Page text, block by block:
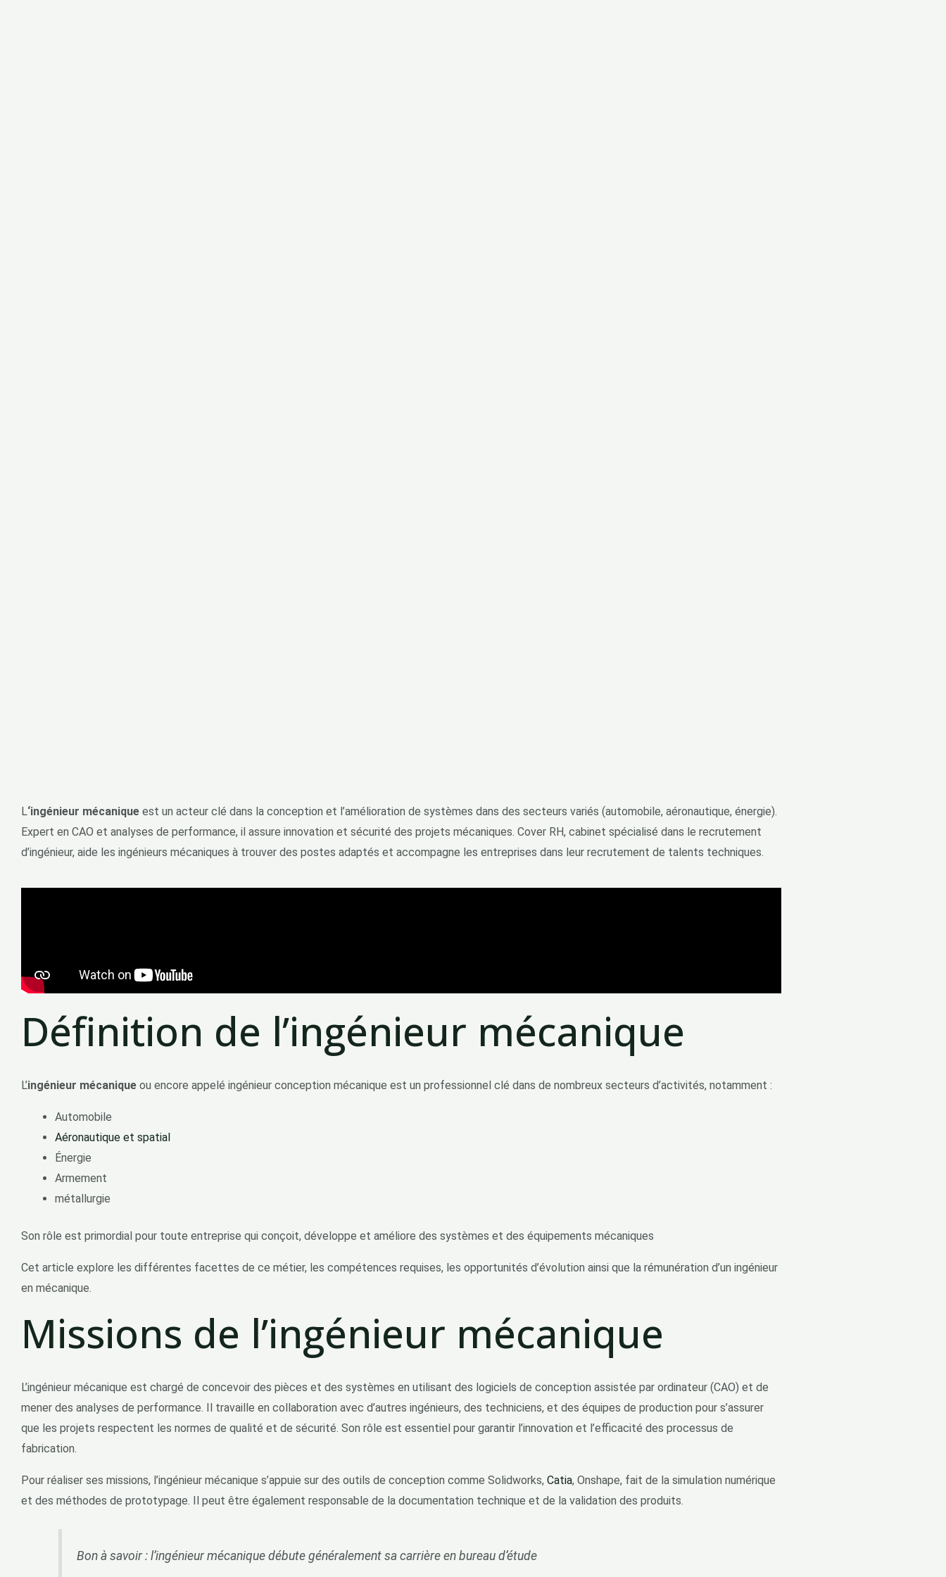
L‘ingénieur mécanique est un acteur clé dans la conception et l’amélioration de systèmes dans des secteurs variés (automobile, aéronautique, énergie).
Expert en CAO et analyses de performance, il assure innovation et sécurité des projets mécaniques. Cover RH, cabinet spécialisé dans le recrutement
d’ingénieur, aide les ingénieurs mécaniques à trouver des postes adaptés et accompagne les entreprises dans leur recrutement de talents techniques.
Définition de l’ingénieur mécanique
L’ingénieur mécanique ou encore appelé ingénieur conception mécanique est un professionnel clé dans de nombreux secteurs d’activités, notamment :
Automobile
Aéronautique et spatial
Énergie
Armement
métallurgie
Son rôle est primordial pour toute entreprise qui conçoit, développe et améliore des systèmes et des équipements mécaniques
Cet article explore les différentes facettes de ce métier, les compétences requises, les opportunités d’évolution ainsi que la rémunération d’un ingénieur
en mécanique.
Missions de l’ingénieur mécanique
L’ingénieur mécanique est chargé de concevoir des pièces et des systèmes en utilisant des logiciels de conception assistée par ordinateur (CAO) et de
mener des analyses de performance. Il travaille en collaboration avec d’autres ingénieurs, des techniciens, et des équipes de production pour s’assurer
que les projets respectent les normes de qualité et de sécurité. Son rôle est essentiel pour garantir l’innovation et l’efficacité des processus de
fabrication.
Pour réaliser ses missions, l’ingénieur mécanique s’appuie sur des outils de conception comme Solidworks, Catia, Onshape, fait de la simulation numérique
et des méthodes de prototypage. Il peut être également responsable de la documentation technique et de la validation des produits.
Bon à savoir : l’ingénieur mécanique débute généralement sa carrière en bureau d’étude